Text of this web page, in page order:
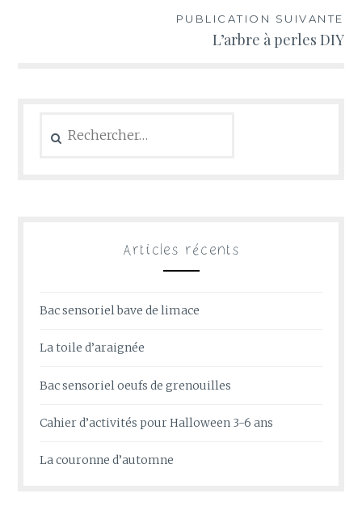
PUBLICATION SUIVANTE
L’arbre à perles DIY
Articles récents
Bac sensoriel bave de limace
La toile d’araignée
Bac sensoriel oeufs de grenouilles
Cahier d’activités pour Halloween 3-6 ans
La couronne d’automne